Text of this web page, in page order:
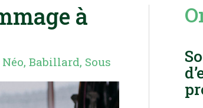
à
,Babillard, Sous